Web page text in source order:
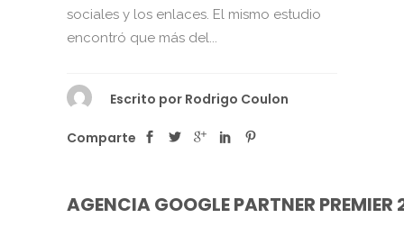
sociales y los enlaces. El mismo estudio
encontró que más del...
Escrito por Rodrigo Coulon
Comparte
AGENCIA GOOGLE PARTNER PREMIER